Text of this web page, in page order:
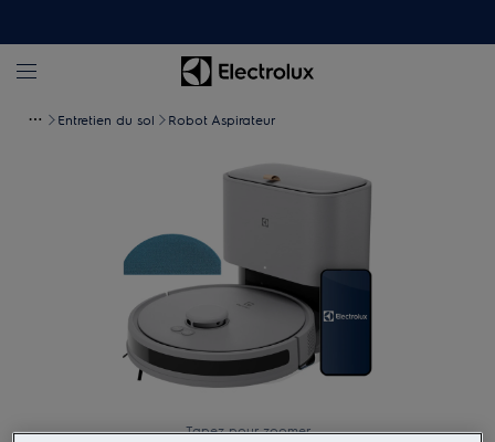
Entretien du sol Robot Aspirateur
Tapez pour zoomer